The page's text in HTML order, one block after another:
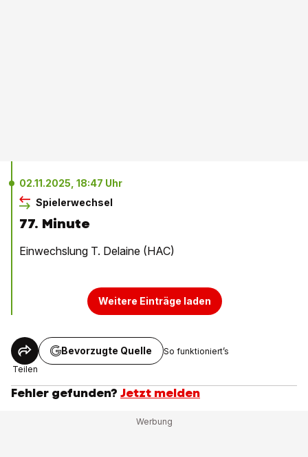
02.11.2025, 18:47 Uhr
Spielerwechsel
77. Minute
Einwechslung T. Delaine (HAC)
Weitere Einträge laden
Teilen
Bevorzugte Quelle So funktioniert’s
Fehler gefunden? Jetzt melden